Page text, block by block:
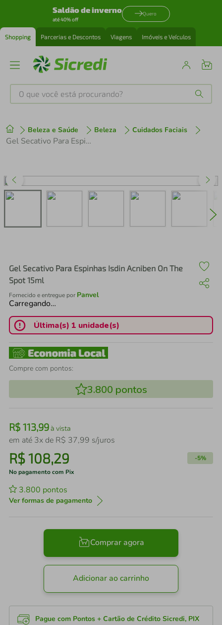
Saldão de inverno
até 40% off
Quero
Shopping Parcerias e Descontos Viagens Imóveis e Veículos
O que você está procurando?
Beleza e Saúde Beleza Cuidados Faciais
Gel Secativo Para Espinhas Isdin Acniben On The Spot 15ml
Gel Secativo Para Espinhas Isdin Acniben On The
Spot 15ml
Fornecido e entregue por Panvel
Carregando…
Última(s) 1 unidade(s)
Compre com pontos:
3.800 pontos
R$ 113,99à vista
em até 3x de R$ 37,99 s/juros
R$108,29 -5%
No pagamento com Pix
3.800 pontos
Ver formas de pagamento
Comprar agora
Adicionar ao carrinho
Pague com Pontos + Cartão de Crédito Sicredi, PIX
1º tenis
perfume